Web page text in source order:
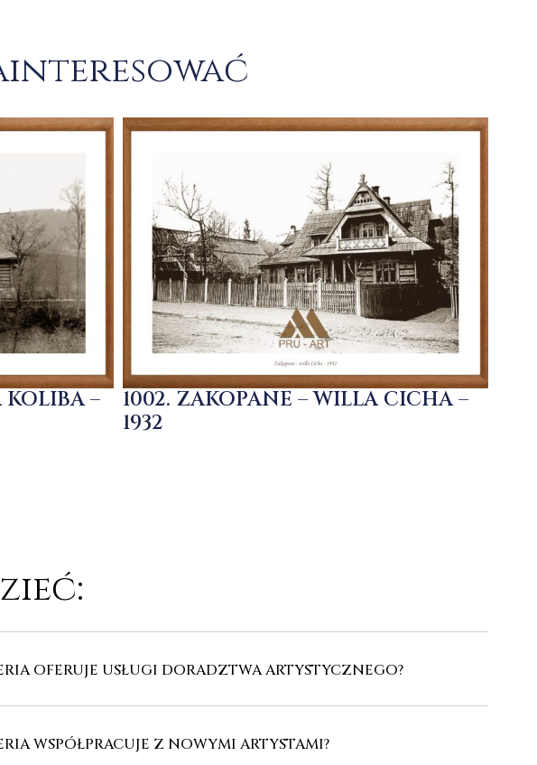
KOLIBA –
1002. ZAKOPANE – WILLA CICHA –
1932
OFERUJE USŁUGI DORADZTWA ARTYSTYCZNEGO?
WSPÓŁPRACUJE Z NOWYMI ARTYSTAMI?